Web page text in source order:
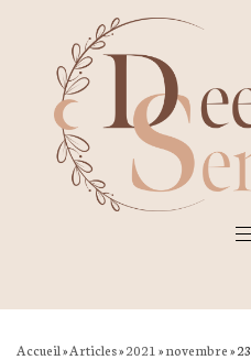
Accueil»Articles»2021 »novembre»23